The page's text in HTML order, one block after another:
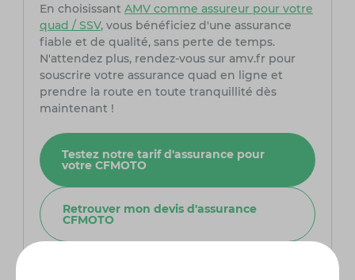
En choisissant AMV comme assureur pour votre
quad / SSV, vous bénéficiez d'une assurance
fiable et de qualité, sans perte de temps.
N'attendez plus, rendez-vous sur amv.fr pour
souscrire votre assurance quad en ligne et
prendre la route en toute tranquillité dès
maintenant !
Testez notre tarif d'assurance pour
votre CFMOTO
Retrouver mon devis d'assurance
CFMOTO